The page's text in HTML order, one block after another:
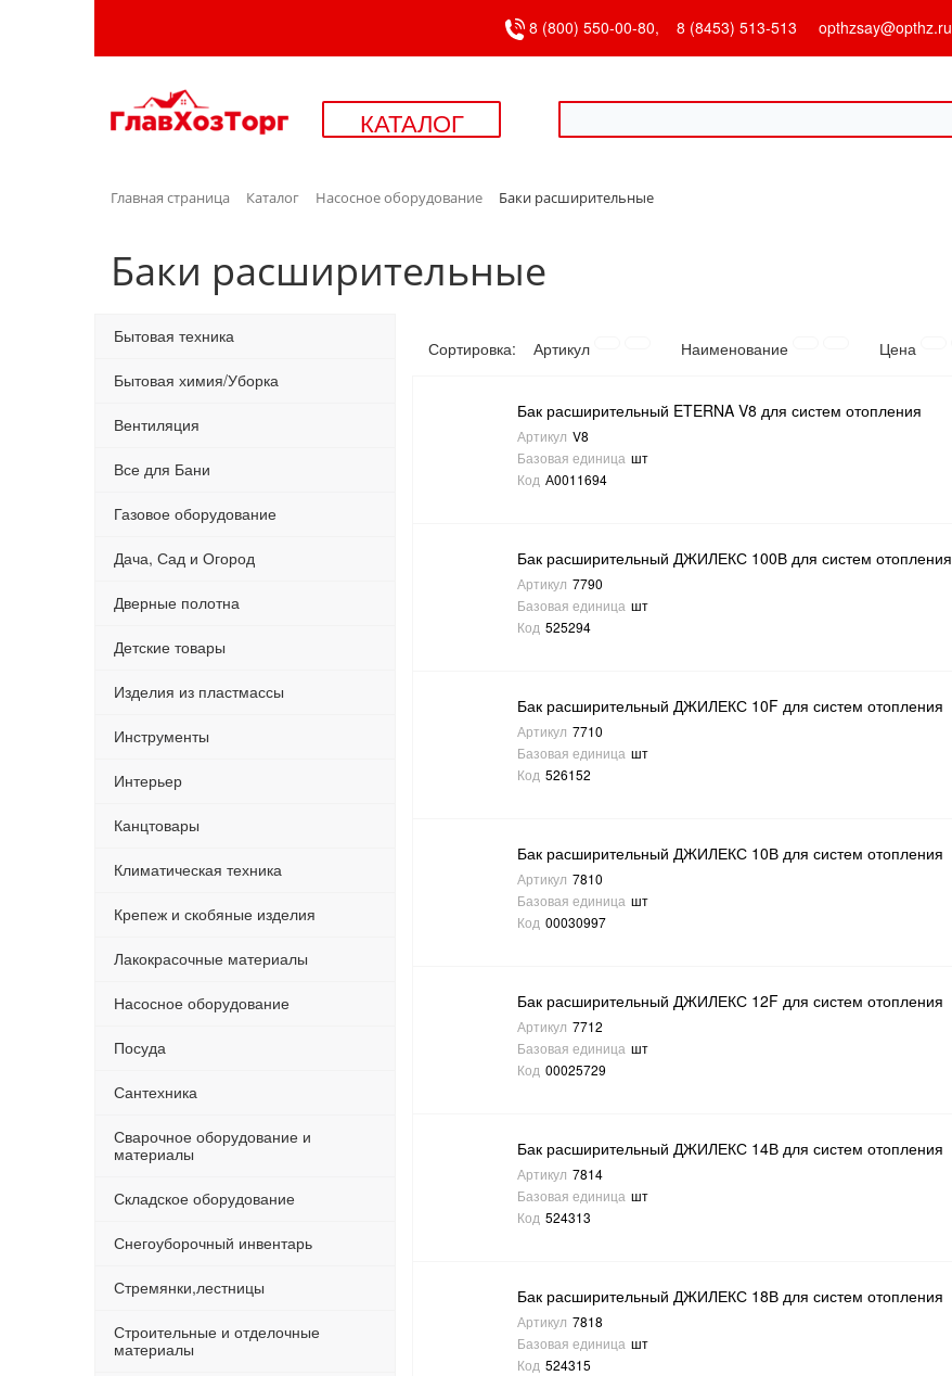
8 (800) 550-00-80, 8 (8453) 513-513 opthzsay@opthz.ru
КАТАЛОГ
Главная страница Каталог Насосное оборудование Баки расширительные
Баки расширительные
Бытовая техника
Бытовая химия/Уборка
Вентиляция
Все для Бани
Газовое оборудование
Дача, Сад и Огород
Дверные полотна
Детские товары
Изделия из пластмассы
Инструменты
Интерьер
Канцтовары
Климатическая техника
Крепеж и скобяные изделия
Лакокрасочные материалы
Насосное оборудование
Посуда
Сантехника
Сварочное оборудование и
материалы
Складское оборудование
Снегоуборочный инвентарь
Стремянки,лестницы
Строительные и отделочные
материалы
Сортировка: Артикул Наименование Цена
Бак расширительный ETERNA V8 для систем отопления
Артикул V8
Базовая единица шт
Код А0011694
Бак расширительный ДЖИЛЕКС 100В для систем отопления
Артикул 7790
Базовая единица шт
Код 525294
Бак расширительный ДЖИЛЕКС 10F для систем отопления
Артикул 7710
Базовая единица шт
Код 526152
Бак расширительный ДЖИЛЕКС 10В для систем отопления
Артикул 7810
Базовая единица шт
Код 00030997
Бак расширительный ДЖИЛЕКС 12F для систем отопления
Артикул 7712
Базовая единица шт
Код 00025729
Бак расширительный ДЖИЛЕКС 14В для систем отопления
Артикул 7814
Базовая единица шт
Код 524313
Бак расширительный ДЖИЛЕКС 18В для систем отопления
Артикул 7818
Базовая единица шт
Код 524315